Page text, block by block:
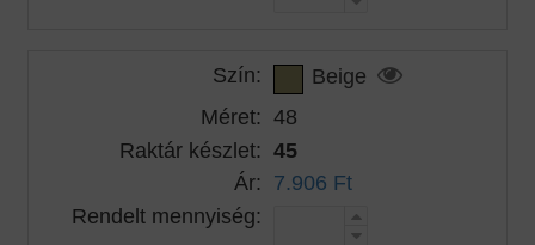
Szín:
Beige
Méret: 48
Raktár készlet: 45
Ár: 7.906 Ft
Rendelt mennyiség: